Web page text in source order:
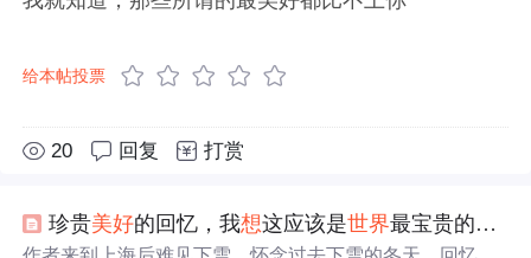
给本帖投票
20 回复 打赏
珍贵美好的回忆，我想这应该是世界最宝贵的东西